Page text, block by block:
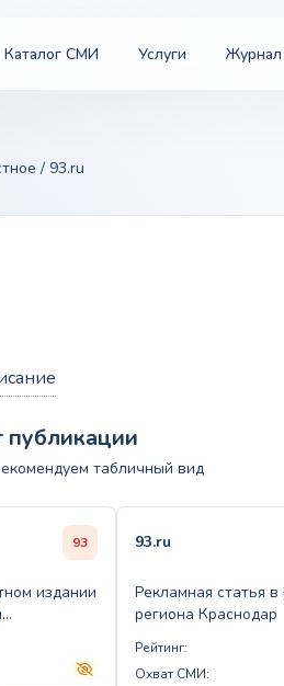
Каталог СМИ Услуги Журнал
/ 93.ru
публикации
табличный вид
93
издании
93.ru
Рекламная статья
региона Краснодар
Рейтинг:
Охват СМИ: